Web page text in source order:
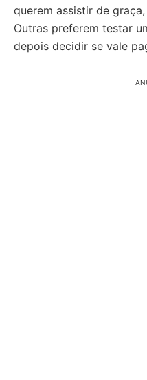
querem assistir de
Outras preferem testar
depois decidir se vale